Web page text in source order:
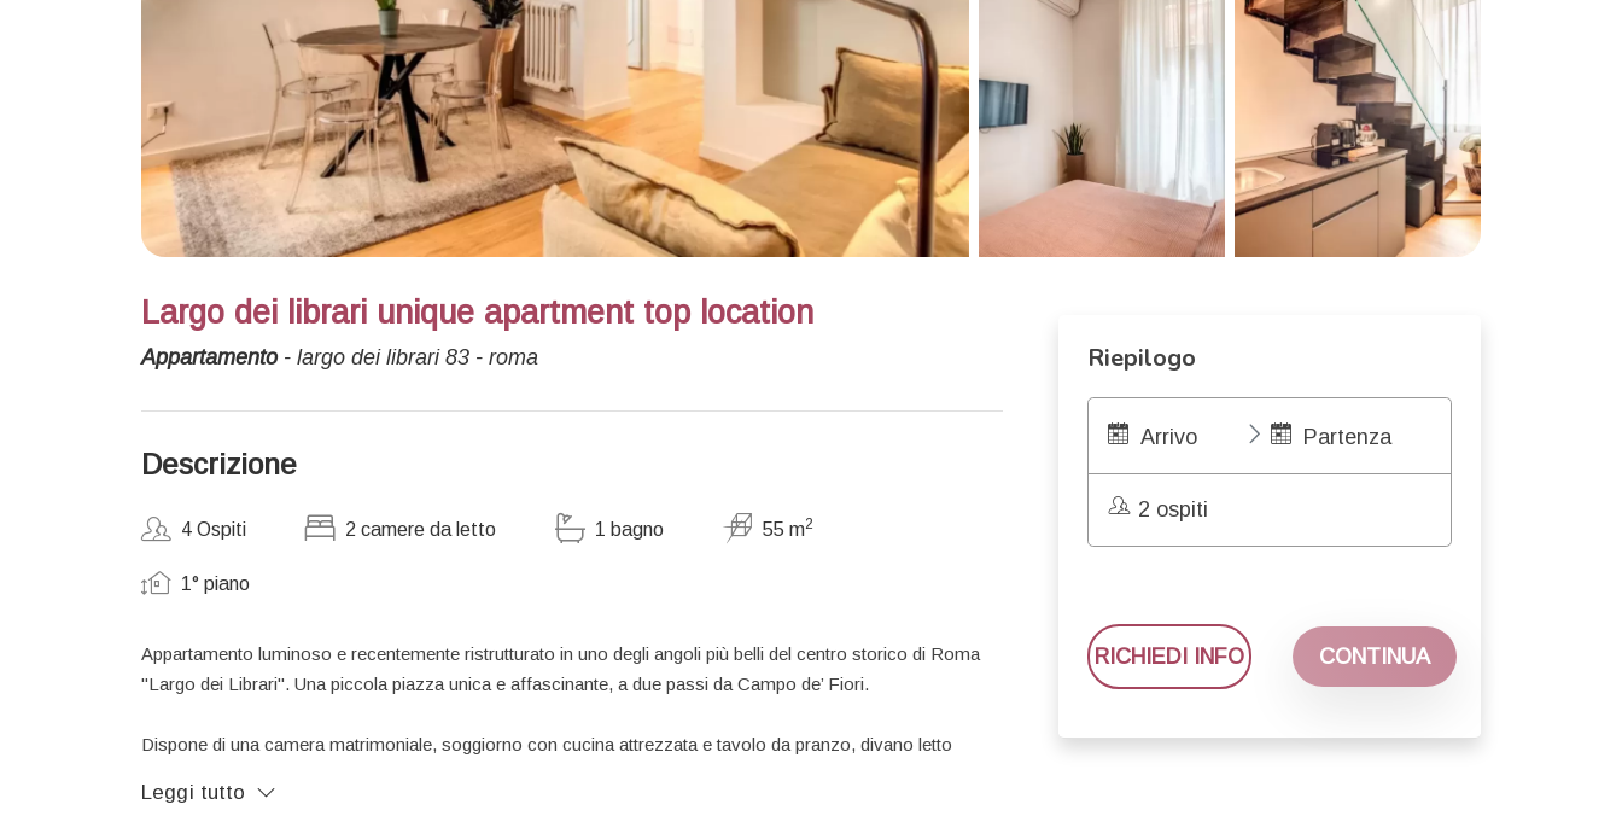
Largo dei librari unique apartment top location
Appartamento- largo dei librari 83 - roma
Descrizione
4 Ospiti 2 camere da letto 1 bagno 55 m2
1° piano
Appartamento luminoso e recentemente ristrutturato in uno degli angoli più belli del centro storico di Roma
"Largo dei Librari". Una piccola piazza unica e affascinante, a due passi da Campo de’ Fiori.
Dispone di una camera matrimoniale, soggiorno con cucina attrezzata e tavolo da pranzo, divano letto
La vista sulla chiesa di Santa Barbara dei Librari lo rende esclusivo e particolarmente suggestivo.
Leggi tutto
Riepilogo
Arrivo Partenza
2 ospiti
RICHIEDI INFO CONTINUA